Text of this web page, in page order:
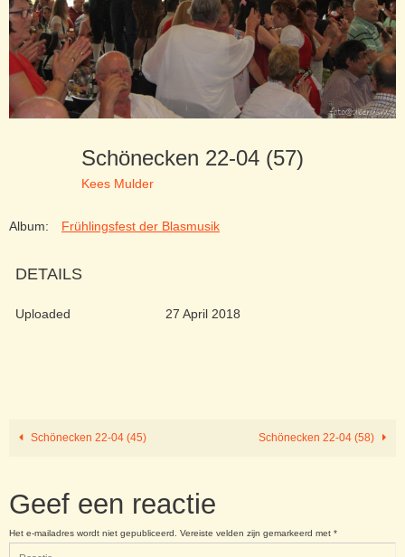
Schönecken 22-04 (57)
Kees Mulder
Album: Frühlingsfest der Blasmusik
DETAILS
Uploaded 27 April 2018
Schönecken 22-04 (45) Schönecken 22-04 (58)
Geef een reactie
Het e-mailadres wordt niet gepubliceerd. Vereiste velden zijn gemarkeerd met *